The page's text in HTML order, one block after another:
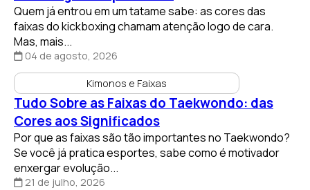
Quem já entrou em um tatame sabe: as cores das
faixas do kickboxing chamam atenção logo de cara.
Mas, mais...
04 de agosto, 2026
Kimonos e Faixas
Tudo Sobre as Faixas do Taekwondo: das
Cores aos Significados
Por que as faixas são tão importantes no Taekwondo?
Se você já pratica esportes, sabe como é motivador
enxergar evolução...
21 de julho, 2026